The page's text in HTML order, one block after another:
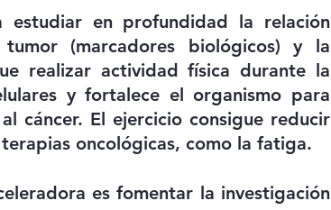
estudiar en profundidad la relación
(marcadores biológicos) y la
realizar actividad física durante la
y fortalece el organismo para
cáncer. El ejercicio consigue reducir
oncológicas, como la fatiga.
es fomentar la investigación